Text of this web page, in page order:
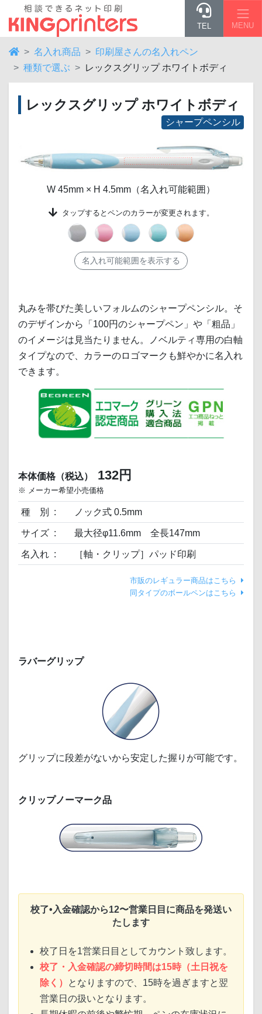
TEL MENU
名入れ商品
印刷屋さんの名入れペン
種類で選ぶ
レックスグリップ ホワイトボディ
レックスグリップ ホワイトボディ
シャープペンシル
W 45mm × H 4.5mm（名入れ可能範囲）
タップする とペンのカラーが変更されます。
名入れ可能範囲を表示する
丸みを帯びた美しいフォルムのシャープペンシル。そ
のデザインから「100円のシャープペン」や「粗品」
のイメージは見当たりません。ノベルティ専用の白軸
タイプなので、カラーのロゴマークも鮮やかに名入れ
できます。
本体価格（税込） 132円
※ メーカー希望小売価格
種 別 ノック式 0.5mm
サイズ 最大径φ11.6mm 全長147mm
名入れ ［軸・クリップ］パッド印刷
市販のレギュラー商品はこちら
同タイプのボールペンはこちら
ラバーグリップ
グリップに段差がないから安定した握りが可能です。
クリップノーマーク品
校了•入金確認から12〜営業日目に商品を発送い
たします
校了日を1営業日目としてカウント致します。
校了・入金確認の締切時間は15時（土日祝を
除く）
となりますので、15時を過ぎますと翌
営業日の扱いとなります。